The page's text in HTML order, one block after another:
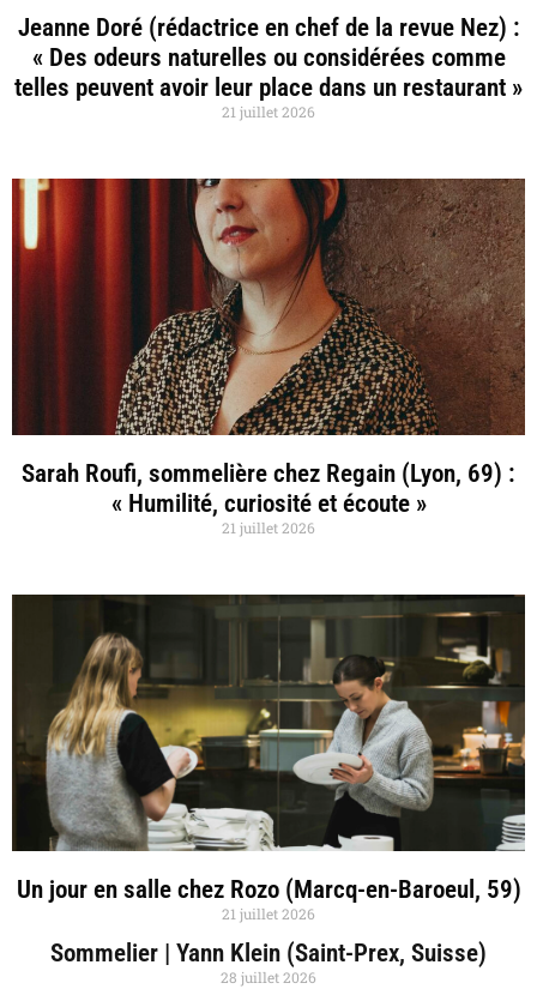
Jeanne Doré (rédactrice en chef de la revue Nez) :
« Des odeurs naturelles ou considérées comme
telles peuvent avoir leur place dans un restaurant »
21 juillet 2026
Sarah Roufi, sommelière chez Regain (Lyon, 69) :
« Humilité, curiosité et écoute »
21 juillet 2026
Un jour en salle chez Rozo (Marcq-en-Baroeul, 59)
21 juillet 2026
Sommelier | Yann Klein (Saint-Prex, Suisse)
28 juillet 2026